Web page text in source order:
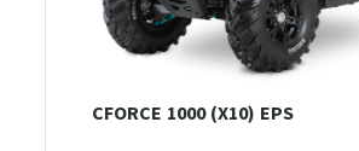
CFORCE 1000 (X10) EPS